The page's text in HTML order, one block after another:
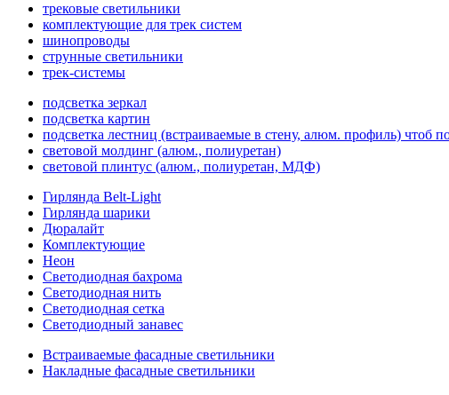
трековые светильники
комплектующие для трек систем
шинопроводы
струнные светильники
трек-системы
подсветка зеркал
подсветка картин
подсветка лестниц (встраиваемые в стену, алюм. профиль) чтоб
световой молдинг (алюм., полиуретан)
световой плинтус (алюм., полиуретан, МДФ)
Гирлянда Belt-Light
Гирлянда шарики
Дюралайт
Комплектующие
Неон
Светодиодная бахрома
Светодиодная нить
Светодиодная сетка
Светодиодный занавес
Встраиваемые фасадные светильники
Накладные фасадные светильники